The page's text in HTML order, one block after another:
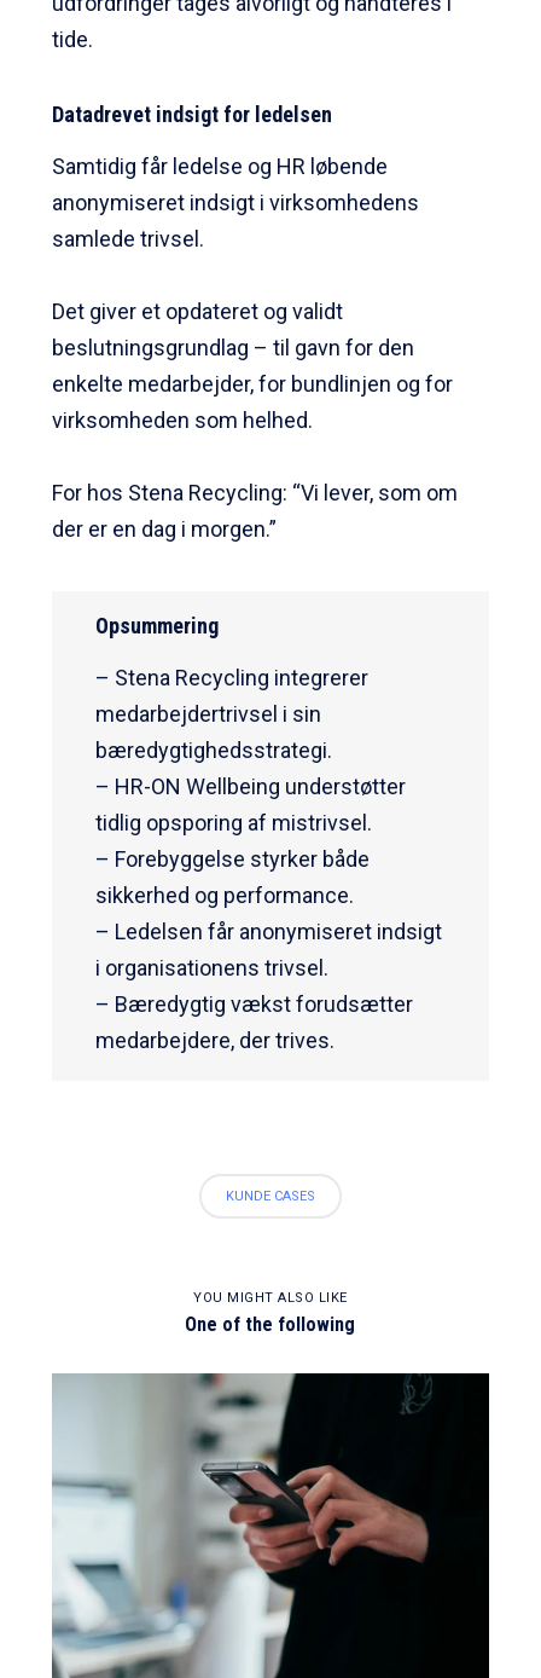
tide.
Datadrevet indsigt for ledelsen
Samtidig får ledelse og HR løbende
anonymiseret indsigt i virksomhedens
samlede trivsel.
Det giver et opdateret og validt
beslutningsgrundlag – til gavn for den
enkelte medarbejder, for bundlinjen og for
virksomheden som helhed.
For hos Stena Recycling: “Vi lever, som om
der er en dag i morgen.”
Opsummering
– Stena Recycling integrerer
medarbejdertrivsel i sin
bæredygtighedsstrategi.
– HR-ON Wellbeing understøtter
tidlig opsporing af mistrivsel.
– Forebyggelse styrker både
sikkerhed og performance.
– Ledelsen får anonymiseret indsigt
i organisationens trivsel.
– Bæredygtig vækst forudsætter
medarbejdere, der trives.
KUNDE CASES
YOU MIGHT ALSO LIKE
One of the following